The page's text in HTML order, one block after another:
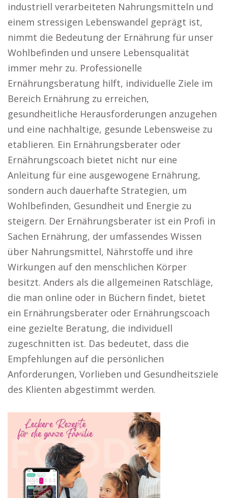
industriell verarbeiteten Nahrungsmitteln und
einem stressigen Lebenswandel geprägt ist,
nimmt die Bedeutung der Ernährung für unser
Wohlbefinden und unsere Lebensqualität
immer mehr zu. Professionelle
Ernährungsberatung hilft, individuelle Ziele im
Bereich Ernährung zu erreichen,
gesundheitliche Herausforderungen anzugehen
und eine nachhaltige, gesunde Lebensweise zu
etablieren. Ein Ernährungsberater oder
Ernährungscoach bietet nicht nur eine
Anleitung für eine ausgewogene Ernährung,
sondern auch dauerhafte Strategien, um
Wohlbefinden, Gesundheit und Energie zu
steigern. Der Ernährungsberater ist ein Profi in
Sachen Ernährung, der umfassendes Wissen
über Nahrungsmittel, Nährstoffe und ihre
Wirkungen auf den menschlichen Körper
besitzt. Anders als die allgemeinen Ratschläge,
die man online oder in Büchern findet, bietet
ein Ernährungsberater oder Ernährungscoach
eine gezielte Beratung, die individuell
zugeschnitten ist. Das bedeutet, dass die
Empfehlungen auf die persönlichen
Anforderungen, Vorlieben und Gesundheitsziele
des Klienten abgestimmt werden.